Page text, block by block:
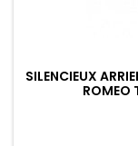
SILENCIEUX
ROMEO